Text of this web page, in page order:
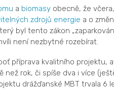
a biomasyobecně, že
zdrojů energie a o
byl tento zákon
není nezbytné rozebírat.
příprava kvalitního projektu,
rok, či spíše dva i více
drážďanské MBT trvala 6